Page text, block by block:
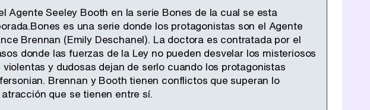
Seeley Booth en la serie Bones de la cual se esta
es una serie donde los protagonistas son el Agente
Brennan (Emily Deschanel). La doctora es contratada por el
donde las fuerzas de la Ley no pueden desvelar los misteriosos
y dudosas dejan de serlo cuando los protagonistas
Brennan y Booth tienen conflictos que superan lo
que se tienen entre sí.